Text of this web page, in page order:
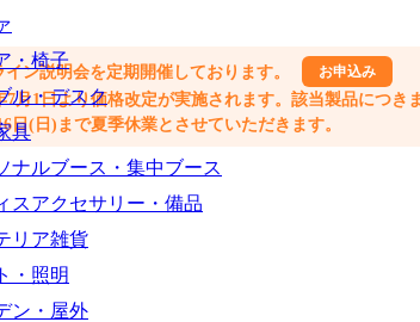
・椅子
ル・デスク
具
ナルブース・集中ブース
スアクセサリー・備品
リア雑貨
・照明
ン・屋外
加できます
ン説明会を定期開催しております。 お申込み
1日より価格改定が実施されます。該当製品につき
日(日)まで夏季休業とさせていただきます。